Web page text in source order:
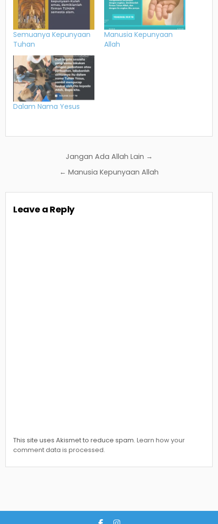
Semuanya Kepunyaan
Tuhan
Manusia Kepunyaan
Allah
Dalam Nama Yesus
navigation
Jangan Ada Allah Lain →
← Manusia Kepunyaan Allah
Leave a Reply
This site uses Akismet to reduce spam.Learn how your
comment data is processed.